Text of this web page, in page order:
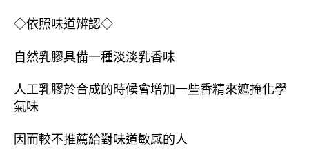
◇依照味道辨認◇
自然乳膠具備一種淡淡乳香味
人工乳膠於合成的時候會增加一些香精來遮掩化學
氣味
因而較不推薦給對味道敏感的人